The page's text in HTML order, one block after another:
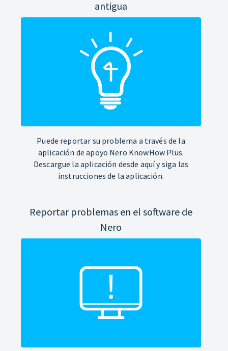
antigua
Puede reportar su problema a través de la
aplicación de apoyo Nero KnowHow Plus.
Descargue la aplicación desde aquí y siga las
instrucciones de la aplicación.
Reportar problemas en el software de
Nero